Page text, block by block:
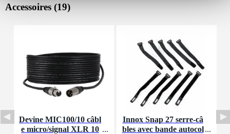
Accessoires (19)
Devine MIC100/10 câbl
e micro/signal XLR 10
Innox Snap 27 serre-câ
bles avec bande autocol